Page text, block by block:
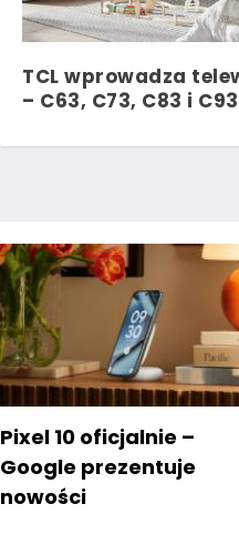
TCL wprowadza
– C63, C73, C83 i C93
Pixel 10 oficjalnie –
Google prezentuje
nowości